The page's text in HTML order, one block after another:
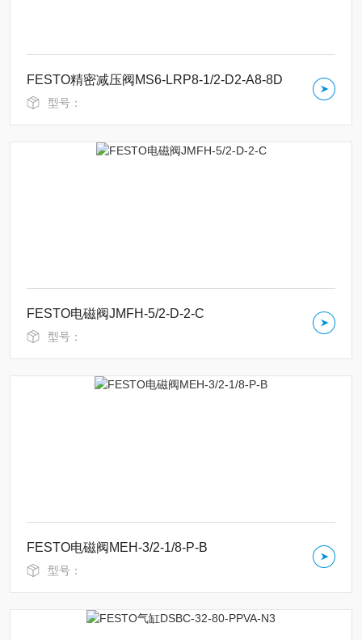
FESTO精密减压阀MS6-LRP8-1/2-D2-A8-8D
型号：
FESTO电磁阀JMFH-5/2-D-2-C
型号：
FESTO电磁阀MEH-3/2-1/8-P-B
型号：